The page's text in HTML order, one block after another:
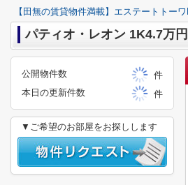
【田無の賃貸物件満載】エステートトー
パティオ・レオン 1K4.7万円
公開物件数
件
本日の更新件数
件
▼ご希望のお部屋をお探しします